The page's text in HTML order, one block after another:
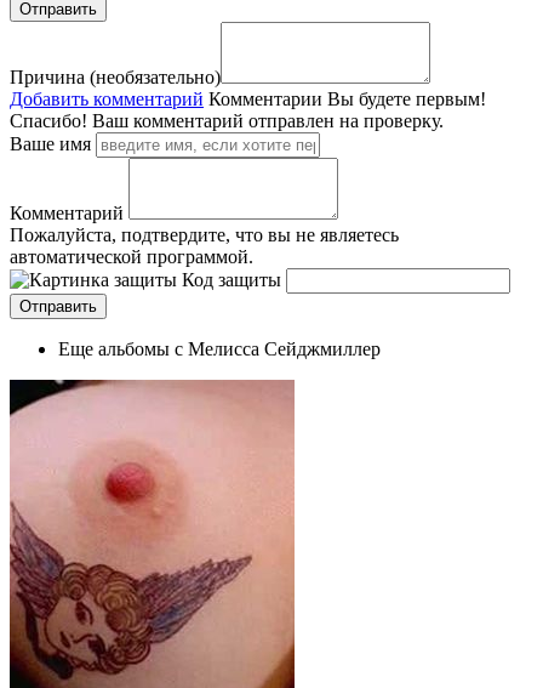
Причина (необязательно)
Добавить комментарий Комментарии Вы будете первым!
Спасибо! Ваш комментарий отправлен на проверку.
Ваше имя
Комментарий
Пожалуйста, подтвердите, что вы не являетесь
автоматической программой.
Код защиты
Еще альбомы с Мелисса Сейджмиллер